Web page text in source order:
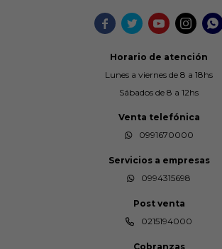
    
Horario de atención
Lunes a viernes de 8 a 18hs
Sábados de 8 a 12hs
Venta telefónica
0991670000
Servicios a empresas
0994315698
Post venta
0215194000
Cobranzas